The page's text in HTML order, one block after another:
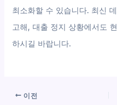
최소화할 수 있습니다. 최신
고해, 대출 정지 상황에서도
하시길 바랍니다.
이전